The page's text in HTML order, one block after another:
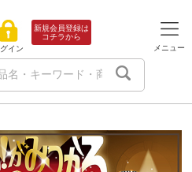
イン
新規会員登録は
コチラから
メニュー